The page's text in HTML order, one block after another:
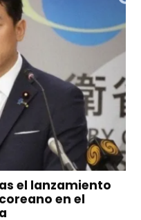
el lanzamiento
en el